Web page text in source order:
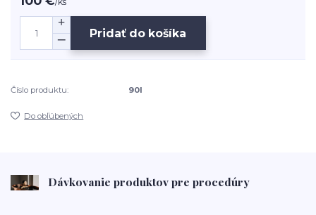
Pridať do košíka
Číslo produktu: 90I
Do obľúbených
Dávkovanie produktov pre procedúry